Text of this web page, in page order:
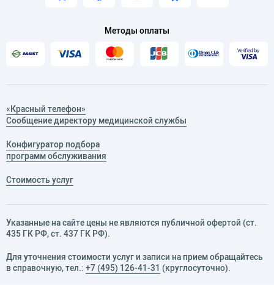
Методы оплаты
«Красный телефон»
Сообщение директору медицинской службы
Конфигуратор подбора
программ обслуживания
Стоимость услуг
Указанные на сайте цены не являются публичной офертой (ст.
435 ГК РФ, cт. 437 ГК РФ).
Для уточнения стоимости услуг и записи на прием обращайтесь
в справочную, тел.: +7 (495) 126-41-31 (круглосуточно).